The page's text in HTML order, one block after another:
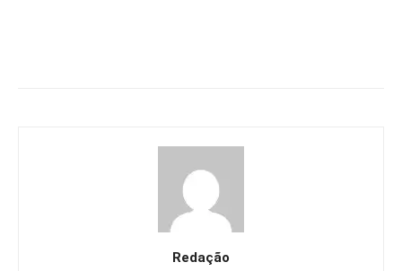
Redação